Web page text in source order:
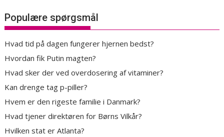
Populære spørgsmål
Hvad tid på dagen fungerer hjernen bedst?
Hvordan fik Putin magten?
Hvad sker der ved overdosering af vitaminer?
Kan drenge tag p-piller?
Hvem er den rigeste familie i Danmark?
Hvad tjener direktøren for Børns Vilkår?
Hvilken stat er Atlanta?